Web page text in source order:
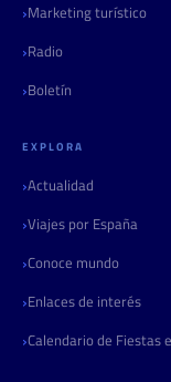
Marketing turístico
Radio
Boletín
EXPLORA
Actualidad
Viajes por España
Conoce mundo
Enlaces de interés
Calendario de Fiestas